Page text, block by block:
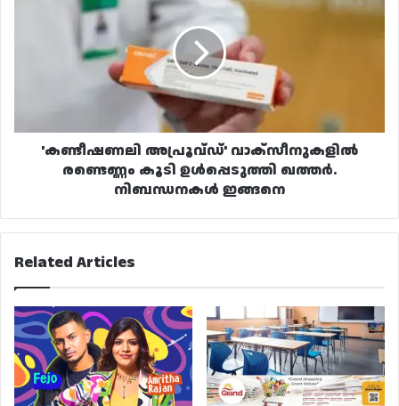
വാക്സീനുകളിൽ
ഇങ്ങനെ
'കണ്ടീഷണലി അപ്രൂവ്ഡ്' വാക്സീനുകളിൽ
രണ്ടെണ്ണം കൂടി ഉൾപ്പെടുത്തി ഖത്തർ.
നിബന്ധനകൾ ഇങ്ങനെ
Related Articles